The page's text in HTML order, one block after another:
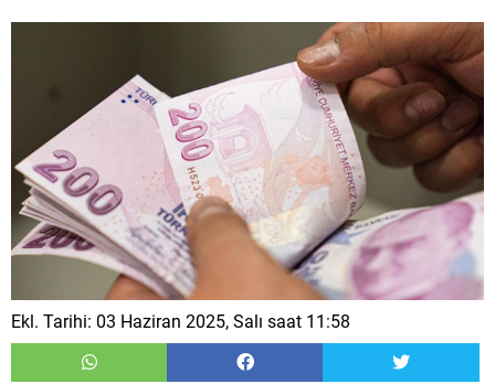
Ekl. Tarihi: 03 Haziran 2025, Salı saat 11:58